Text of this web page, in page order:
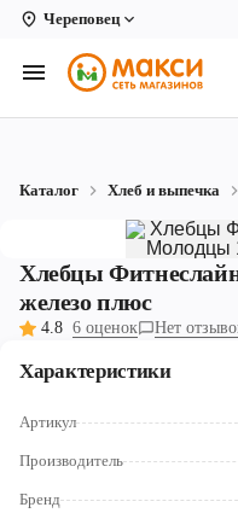
Череповец
Вологда
Архангельск
Кирово-Чепецк
Коряжма
Рыбинск
Северодвинск
Каталог Хлеб и выпечка
Хлебцы
железо плюс
4.8 6 оценок Нет
Характеристики
Артикул
Производитель
Бренд